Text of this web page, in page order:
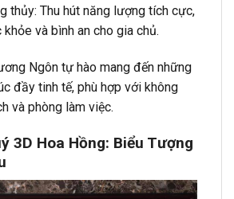
thủy: Thu hút năng lượng tích cực,
và bình an cho gia chủ.
Ngôn tự hào mang đến những
đầy tinh tế, phù hợp với không
và phòng làm việc.
3D Hoa Hồng: Biểu Tượng